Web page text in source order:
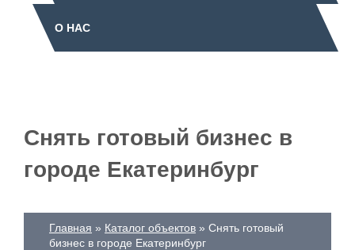
О НАС
Снять готовый бизнес в
городе Екатеринбург
Главная Каталог объектов
Снять готовый
бизнес в городе Екатеринбург